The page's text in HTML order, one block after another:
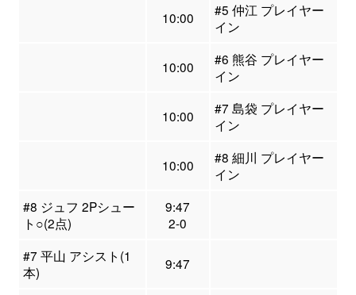
10:00
#5 仲江 プレイヤー
イン
10:00
#6 熊谷 プレイヤー
イン
10:00
#7 島袋 プレイヤー
イン
10:00
#8 細川 プレイヤー
イン
#8 ジュフ 2Pシュー
ト○(2点)
9:47
2-0
#7 平山 アシスト(1
本)
9:47